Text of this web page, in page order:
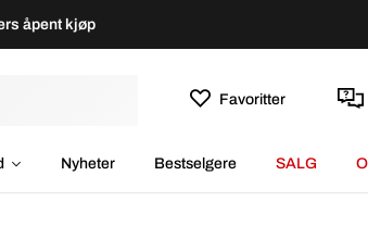
åpent kjøp
Favoritter
Nyheter Bestselgere SALG